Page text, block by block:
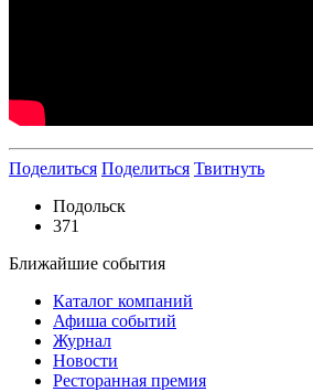
Поделиться Поделиться Твитнуть
Подольск
371
Ближайшие события
Каталог компаний
Афиша событий
Журнал
Новости
Ресторанная премия